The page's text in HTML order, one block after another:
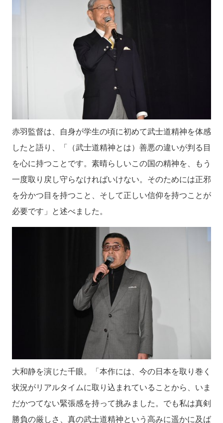
赤羽監督は、自身が学生の頃に初めて武士道精神を体感
したと語り、「（武士道精神とは）善悪の違いが判る目
を心に持つことです。素晴らしいこの国の精神を、もう
一度取り戻し守らなければいけない。そのためには正邪
を分かつ目を持つこと、そして正しい信仰を持つことが
必要です」と述べました。
大和静を演じた千眼。「本作には、今の日本を取り巻く
状況がリアルタイムに取り込まれていることから、いま
だかつてない緊張感を持って挑みました。でも私は真剣
勝負の厳しさ、真の武士道精神という高みに遥かに及ば